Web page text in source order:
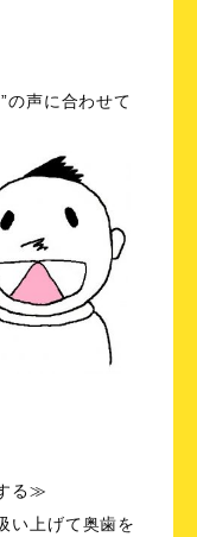
の声に合わせて
る≫
い上げて奥歯を